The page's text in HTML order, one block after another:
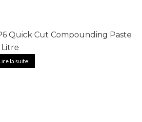
Quick Cut Compounding Paste
Litre
la suite